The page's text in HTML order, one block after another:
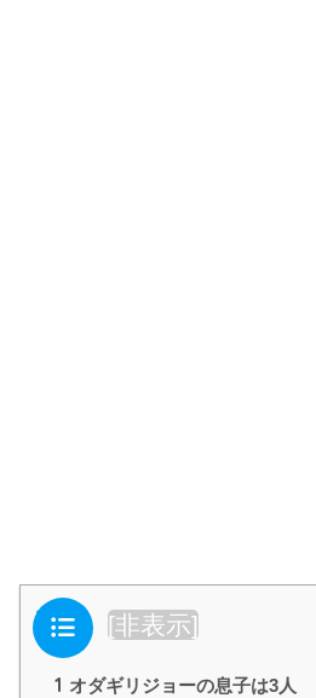
目次 [非表示]
1 オダギリジョーの息子は3人